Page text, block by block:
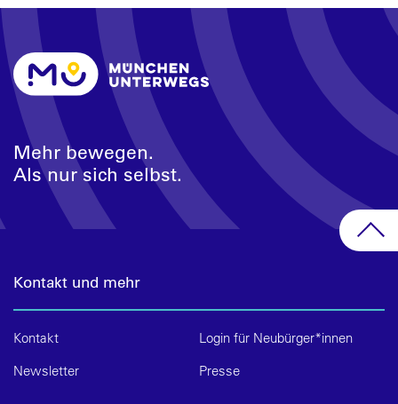
Mehr bewegen.
Als nur sich selbst.
Kontakt und mehr
Kontakt
Login für Neubürger*innen
Newsletter
Presse